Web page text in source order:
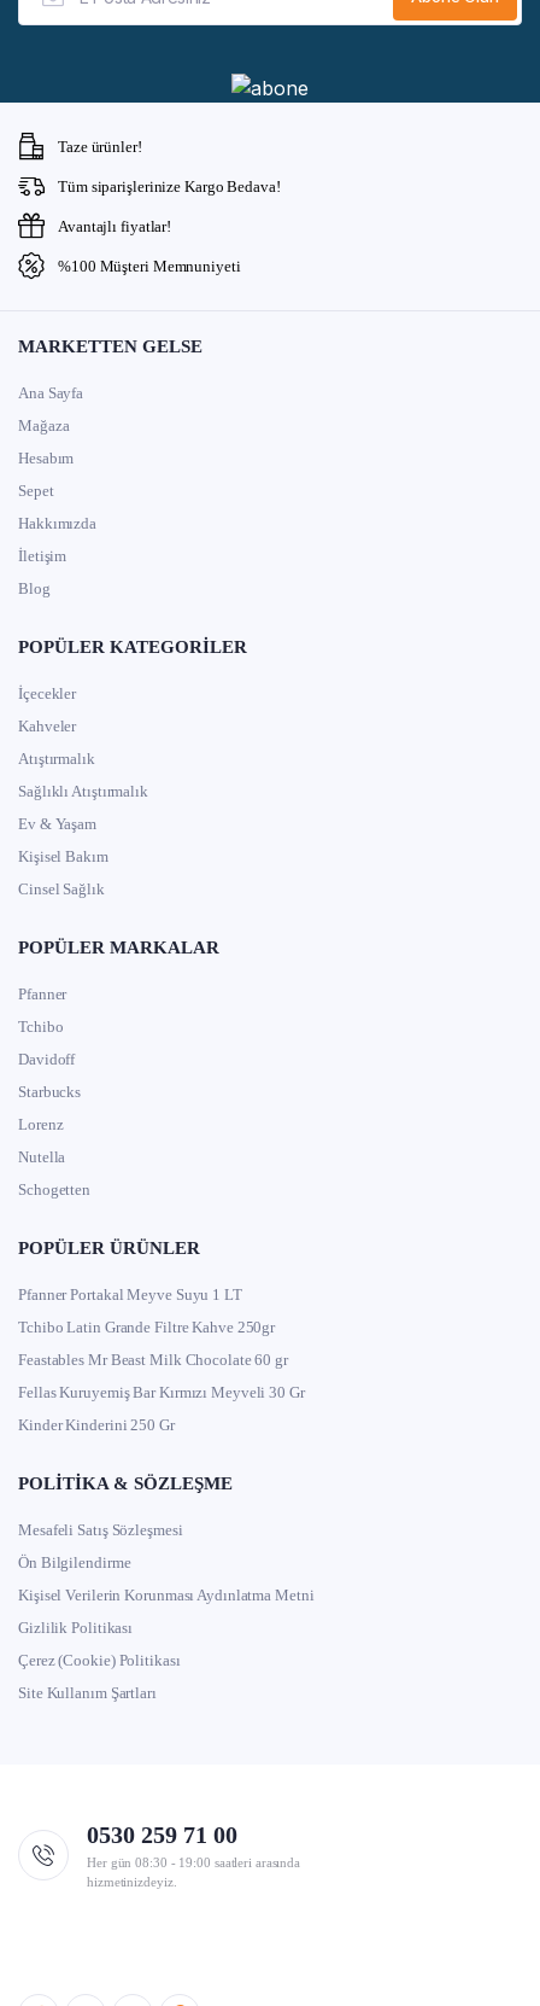
Taze ürünler!
Tüm siparişlerinize Kargo Bedava!
Avantajlı fiyatlar!
%100 Müşteri Memnuniyeti
MARKETTEN GELSE
Ana Sayfa
Mağaza
Hesabım
Sepet
Hakkımızda
İletişim
Blog
POPÜLER KATEGORILER
İçecekler
Kahveler
Atıştırmalık
Sağlıklı Atıştırmalık
Ev & Yaşam
Kişisel Bakım
Cinsel Sağlık
POPÜLER MARKALAR
Pfanner
Tchibo
Davidoff
Starbucks
Lorenz
Nutella
Schogetten
POPÜLER ÜRÜNLER
Pfanner Portakal Meyve Suyu 1 LT
Tchibo Latin Grande Filtre Kahve 250gr
Feastables Mr Beast Milk Chocolate 60 gr
Fellas Kuruyemiş Bar Kırmızı Meyveli 30 Gr
Kinder Kinderini 250 Gr
POLITIKA & SÖZLEŞME
Mesafeli Satış Sözleşmesi
Ön Bilgilendirme
Kişisel Verilerin Korunması Aydınlatma Metni
Gizlilik Politikası
Çerez (Cookie) Politikası
Site Kullanım Şartları
0530 259 71 00
Her gün 08:30 - 19:00 saatleri arasında
hizmetinizdeyiz.